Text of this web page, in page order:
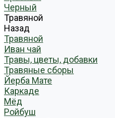
Черный
Травяной
Назад
Травяной
Иван чай
Травы, цветы, добавки
Травяные сборы
Йерба Мате
Каркаде
Мёд
Ройбуш